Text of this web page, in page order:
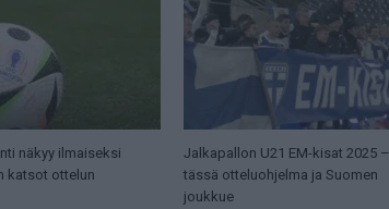
näkyy ilmaiseksi
katsot ottelun
Jalkapallon U21 EM-kisat 2025 –
tässä otteluohjelma ja Suomen
joukkue